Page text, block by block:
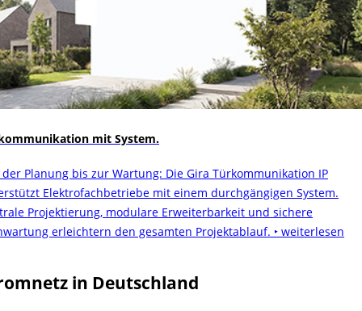
mit System.
der Planung bis zur Wartung: Die Gira Türkommunikation IP
Elektrofachbetriebe mit einem durchgängigen System.
Projektierung, modulare Erweiterbarkeit und sichere
erleichtern den gesamten Projektablauf. ‣ weiterlesen
in Deutschland